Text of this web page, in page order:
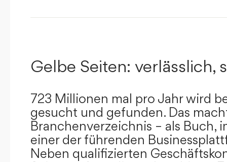
Gelbe Seiten: verlässlich,
723 Millionen mal pro Jahr wird
gesucht und gefunden. Das
Branchenverzeichnis – als Buch,
einer der führenden
Neben qualifizierten